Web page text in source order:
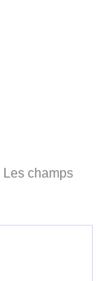
Les champs